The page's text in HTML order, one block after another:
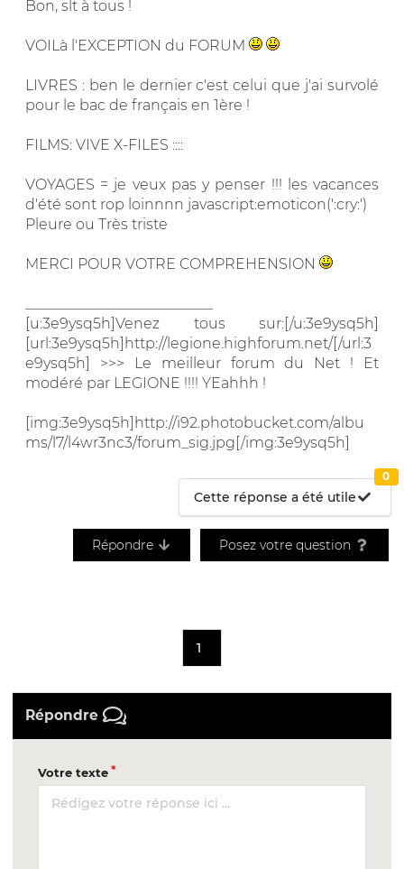
Bon, slt à tous !
VOILà l'EXCEPTION du FORUM
LIVRES : ben le dernier c'est celui que j'ai survolé
pour le bac de français en 1ère !
FILMS: VIVE X-FILES ::::
VOYAGES = je veux pas y penser !!! les vacances
d'été sont rop loinnnn javascript:emoticon(':cry:')
Pleure ou Très triste
MERCI POUR VOTRE COMPREHENSION
[u:3e9ysq5h]Venez tous sur:[/u:3e9ysq5h]
[url:3e9ysq5h]http://legione.highforum.net/[/url:3
e9ysq5h] >>> Le meilleur forum du Net ! Et
modéré par LEGIONE !!!! YEahhh !
[img:3e9ysq5h]http://i92.photobucket.com/albu
ms/l7/l4wr3nc3/forum_sig.jpg[/img:3e9ysq5h]
Cette réponse a été utile
0
Répondre Posez votre question
1
Répondre
Votre texte